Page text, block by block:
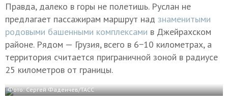
Правда, далеко в горы не полетишь. Руслан не
предлагает пассажирам маршрут над знаменитыми
родовыми башенными комплексами в Джейрахском
районе. Рядом — Грузия, всего в 6−10 километрах, а
территория считается приграничной зоной в радиусе
25 километров от границы.
Фото: Сергей Фадеичев/ТАСС